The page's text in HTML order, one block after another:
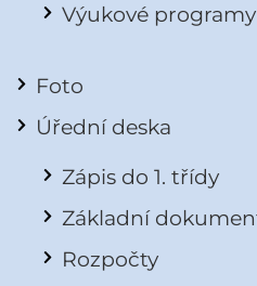
Výukové programy
Foto
Úřední deska
Zápis do 1. třídy
Základní
Rozpočty